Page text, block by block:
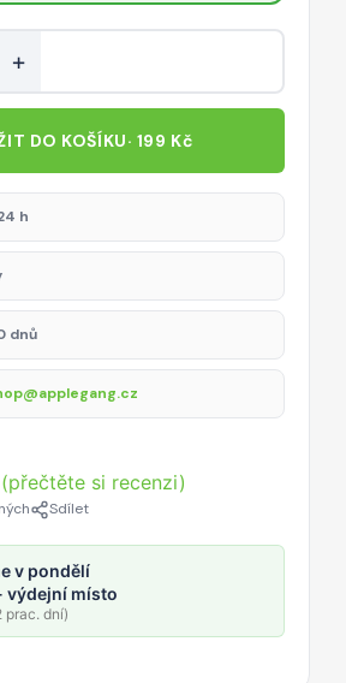
+
DO KOŠÍKU· 199 Kč
h
dnů
(přečtěte si recenzi)
Sdílet
v pondělí
výdejní místo
prac. dní)